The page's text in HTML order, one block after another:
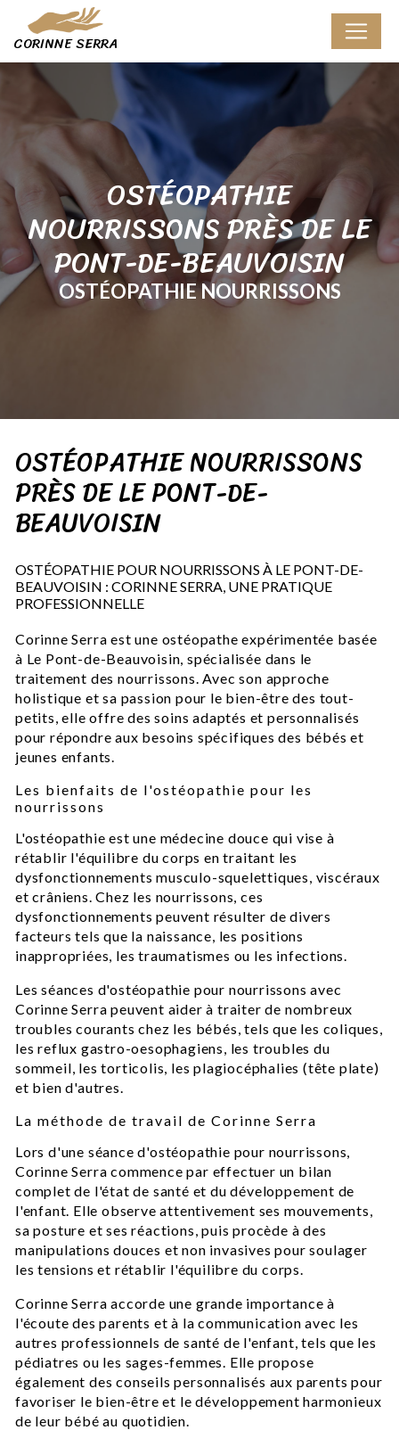
CORINNE SERRA
OSTÉOPATHIE
NOURRISSONS PRÈS DE LE
PONT-DE-BEAUVOISIN
OSTÉOPATHIE NOURRISSONS
OSTÉOPATHIE NOURRISSONS
PRÈS DE LE PONT-DE-
BEAUVOISIN
OSTÉOPATHIE POUR NOURRISSONS À LE PONT-DE-
BEAUVOISIN : CORINNE SERRA, UNE PRATIQUE
PROFESSIONNELLE
Corinne Serra est une ostéopathe expérimentée basée
à Le Pont-de-Beauvoisin, spécialisée dans le
traitement des nourrissons. Avec son approche
holistique et sa passion pour le bien-être des tout-
petits, elle offre des soins adaptés et personnalisés
pour répondre aux besoins spécifiques des bébés et
jeunes enfants.
Les bienfaits de l'ostéopathie pour les
nourrissons
L'ostéopathie est une médecine douce qui vise à
rétablir l'équilibre du corps en traitant les
dysfonctionnements musculo-squelettiques, viscéraux
et crâniens. Chez les nourrissons, ces
dysfonctionnements peuvent résulter de divers
facteurs tels que la naissance, les positions
inappropriées, les traumatismes ou les infections.
Les séances d'ostéopathie pour nourrissons avec
Corinne Serra peuvent aider à traiter de nombreux
troubles courants chez les bébés, tels que les coliques,
les reflux gastro-oesophagiens, les troubles du
sommeil, les torticolis, les plagiocéphalies (tête plate)
et bien d'autres.
La méthode de travail de Corinne Serra
Lors d'une séance d'ostéopathie pour nourrissons,
Corinne Serra commence par effectuer un bilan
complet de l'état de santé et du développement de
l'enfant. Elle observe attentivement ses mouvements,
sa posture et ses réactions, puis procède à des
manipulations douces et non invasives pour soulager
les tensions et rétablir l'équilibre du corps.
Corinne Serra accorde une grande importance à
l'écoute des parents et à la communication avec les
autres professionnels de santé de l'enfant, tels que les
pédiatres ou les sages-femmes. Elle propose
également des conseils personnalisés aux parents pour
favoriser le bien-être et le développement harmonieux
de leur bébé au quotidien.
Panneau de gestion des cookies